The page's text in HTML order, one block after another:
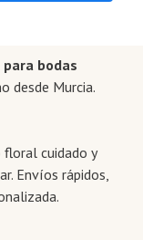
bodas
desde Murcia.
floral cuidado y
Envíos rápidos,